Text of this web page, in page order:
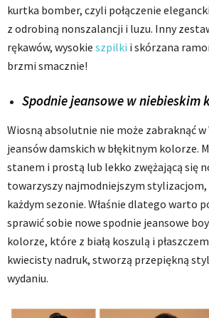
kurtka bomber, czyli połączenie
z odrobiną nonszalancji i luzu. Inny
rękawów, wysokie szpilki i skórzana
brzmi smacznie!
Spodnie jeansowe w niebieskim
Wiosną absolutnie nie może zabraknąć
jeansów damskich w błękitnym kolorze.
stanem i prostą lub lekko zwężającą się
towarzyszy najmodniejszym stylizacjom,
każdym sezonie. Właśnie dlatego warto
sprawić sobie nowe spodnie jeansowe
kolorze, które z białą koszulą i
kwiecisty nadruk, stworzą przepiękną
wydaniu.